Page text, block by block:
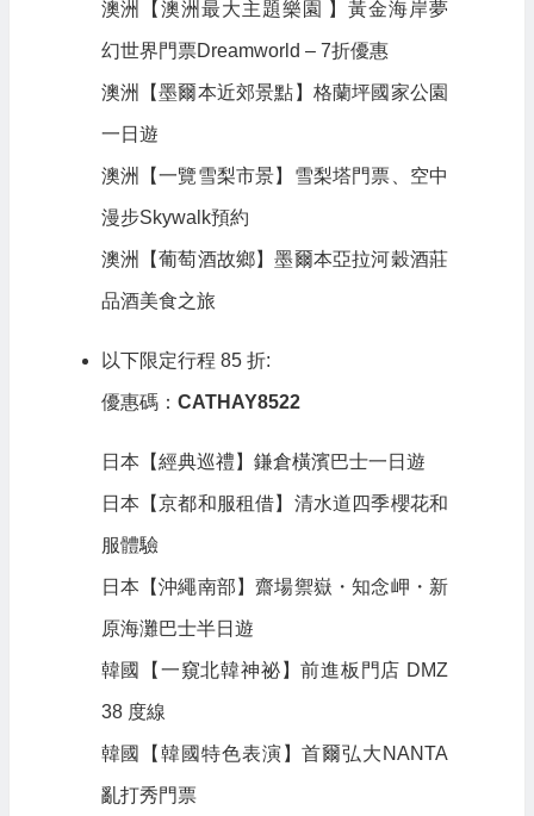
澳洲【澳洲最大主題樂園 】黃金海岸夢
幻世界門票Dreamworld – 7折優惠
澳洲【墨爾本近郊景點】格蘭坪國家公園
一日遊
澳洲【一覽雪梨市景】雪梨塔門票、空中
漫步Skywalk預約
澳洲【葡萄酒故鄉】墨爾本亞拉河穀酒莊
品酒美食之旅
以下限定行程 85 折:
優惠碼： CATHAY8522
日本【經典巡禮】鎌倉橫濱巴士一日遊
日本【京都和服租借】清水道四季櫻花和
服體驗
日本【沖繩南部】齋場禦嶽・知念岬・新
原海灘巴士半日遊
韓國【一窺北韓神祕】前進板門店 DMZ
38 度線
韓國【韓國特色表演】首爾弘大NANTA
亂打秀門票